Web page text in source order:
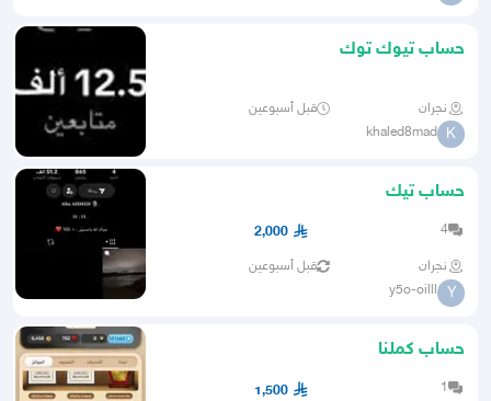
حساب تيوك توك
نجران قبل أسبوعين
K
khaled8mad
حساب تيك
4
2,000
نجران قبل أسبوعين
Y
y5o-oilll
حساب كملنا
1
1,500